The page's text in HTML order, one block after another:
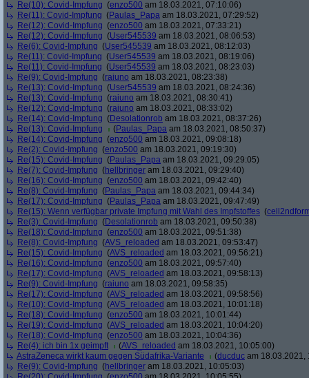
Re(10): Covid-Impfung (enzo500 am 18.03.2021, 07:10:06)
Re(11): Covid-Impfung (Paulas_Papa am 18.03.2021, 07:29:52)
Re(12): Covid-Impfung (enzo500 am 18.03.2021, 07:33:21)
Re(12): Covid-Impfung (User545539 am 18.03.2021, 08:06:53)
Re(6): Covid-Impfung (User545539 am 18.03.2021, 08:12:03)
Re(11): Covid-Impfung (User545539 am 18.03.2021, 08:19:06)
Re(11): Covid-Impfung (User545539 am 18.03.2021, 08:23:03)
Re(9): Covid-Impfung (raiuno am 18.03.2021, 08:23:38)
Re(13): Covid-Impfung (User545539 am 18.03.2021, 08:24:36)
Re(13): Covid-Impfung (raiuno am 18.03.2021, 08:30:41)
Re(12): Covid-Impfung (raiuno am 18.03.2021, 08:33:02)
Re(14): Covid-Impfung (Desolationrob am 18.03.2021, 08:37:26)
Re(13): Covid-Impfung
(Paulas_Papa am 18.03.2021, 08:50:37)
Re(14): Covid-Impfung (enzo500 am 18.03.2021, 09:08:18)
Re(2): Covid-Impfung (enzo500 am 18.03.2021, 09:19:30)
Re(15): Covid-Impfung (Paulas_Papa am 18.03.2021, 09:29:05)
Re(7): Covid-Impfung (hellbringer am 18.03.2021, 09:29:40)
Re(16): Covid-Impfung (enzo500 am 18.03.2021, 09:42:40)
Re(8): Covid-Impfung (Paulas_Papa am 18.03.2021, 09:44:34)
Re(17): Covid-Impfung (Paulas_Papa am 18.03.2021, 09:47:49)
Re(15): Wenn verfügbar private Impfung mit Wahl des Impfstoffes (
Re(3): Covid-Impfung (Desolationrob am 18.03.2021, 09:50:38)
Re(18): Covid-Impfung (enzo500 am 18.03.2021, 09:51:38)
Re(8): Covid-Impfung (AVS_reloaded am 18.03.2021, 09:53:47)
Re(15): Covid-Impfung (AVS_reloaded am 18.03.2021, 09:56:21)
Re(16): Covid-Impfung (enzo500 am 18.03.2021, 09:57:40)
Re(17): Covid-Impfung (AVS_reloaded am 18.03.2021, 09:58:13)
Re(9): Covid-Impfung (raiuno am 18.03.2021, 09:58:35)
Re(17): Covid-Impfung (AVS_reloaded am 18.03.2021, 09:58:56)
Re(10): Covid-Impfung (AVS_reloaded am 18.03.2021, 10:01:18)
Re(18): Covid-Impfung (enzo500 am 18.03.2021, 10:01:44)
Re(19): Covid-Impfung (AVS_reloaded am 18.03.2021, 10:04:20)
Re(18): Covid-Impfung (enzo500 am 18.03.2021, 10:04:36)
Re(4): ich bin 1x geimpft
(AVS_reloaded am 18.03.2021, 10:05:00)
AstraZeneca wirkt kaum gegen Südafrika-Variante
(ducduc am 18.03.2021,
Re(9): Covid-Impfung (hellbringer am 18.03.2021, 10:05:03)